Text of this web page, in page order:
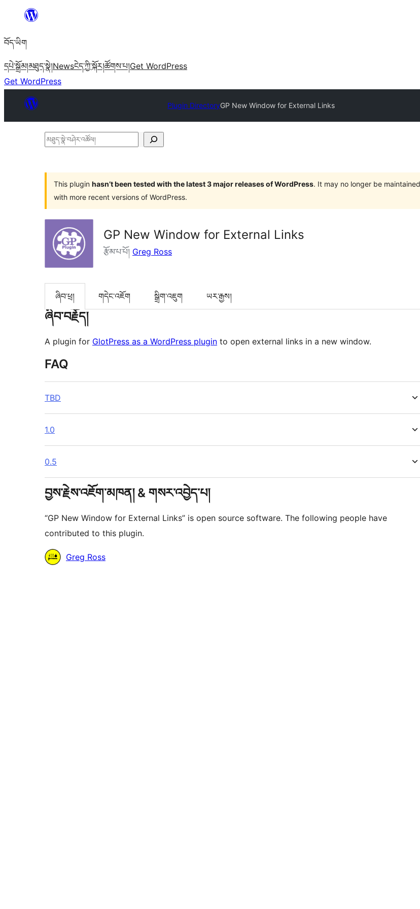
content
བོད་ཡིག
དཔེ་སྒྲོམ།མཐུད་སྣེ།Newsངེད་ཀྱི་སྐོར།ཚོགས་པ།Get WordPress
Get WordPress
Plugin DirectoryGP New Window for External Links
མཐུད་
འཚོལ།
This plugin hasn’t been tested with the latest 3 major releases of WordPress. It may no longer be
with more recent versions of WordPress.
GP New Window for External Links
རྩོམ་པ་པོ། Greg Ross
ཞིབ་ཕྲ། གདེང་འཇོག སྒྲིག་འཇུག ཡར་རྒྱས།
ཞིབ་བརྗོད།
A plugin for GlotPress as a WordPress plugin to open external links in a new window.
FAQ
TBD
1.0
0.5
བྱས་རྗེས་འཇོག་མཁན། & གསར་འབྱེད་པ།
“GP New Window for External Links” is open source software. The following people have
contributed to this plugin.
བྱས་
Greg Ross